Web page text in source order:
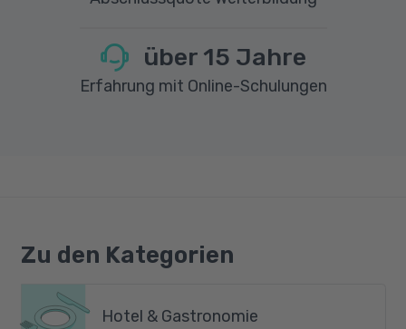
über 15 Jahre
Erfahrung mit Online-Schulungen
Zu den Kategorien
Hotel & Gastronomie